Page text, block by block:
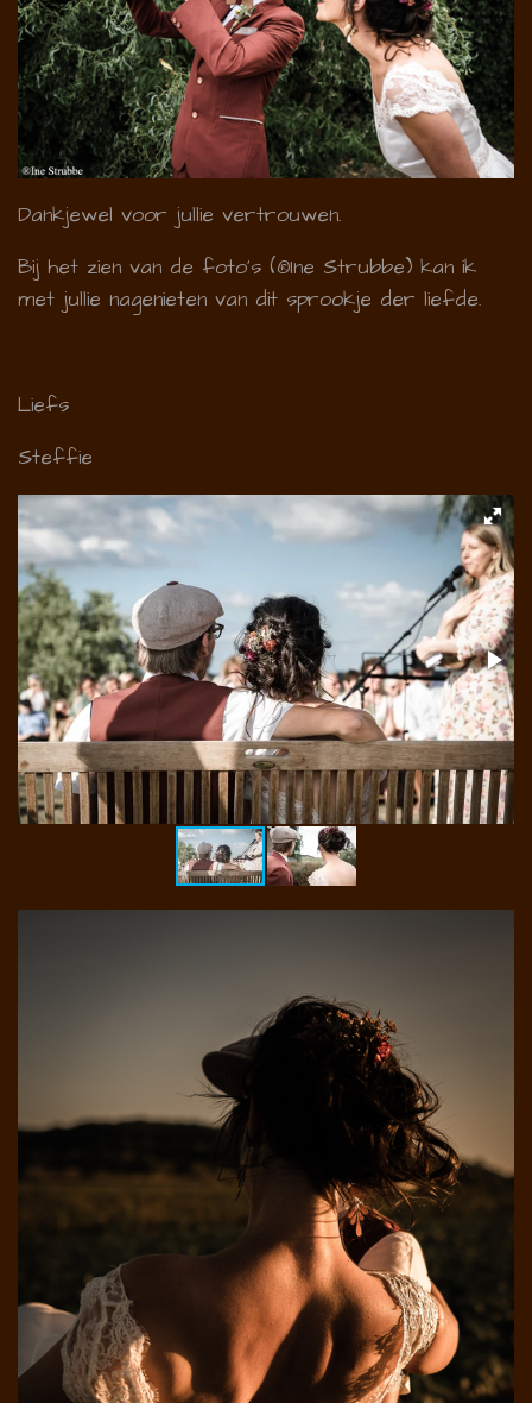
Dankjewel voor jullie vertrouwen.
Bij het zien van de foto's (®Ine Strubbe) kan ik
met jullie nagenieten van dit sprookje der liefde.
Liefs
Steffie